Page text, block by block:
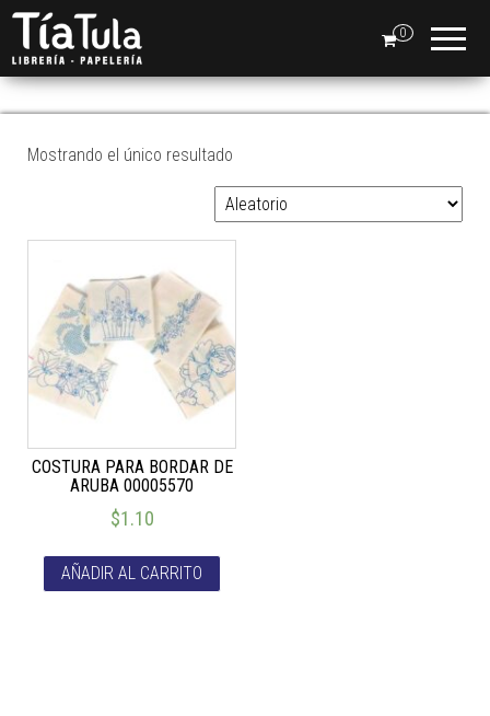
0
COSTURAS
Mostrando el único resultado
COSTURA PARA BORDAR DE
ARUBA 00005570
$1.10
AÑADIR AL CARRITO